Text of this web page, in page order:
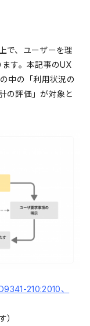
で、ユーザーを理
す。本記事のUX
中の「利用状況の
の評価」が対象と
210:2010、
）